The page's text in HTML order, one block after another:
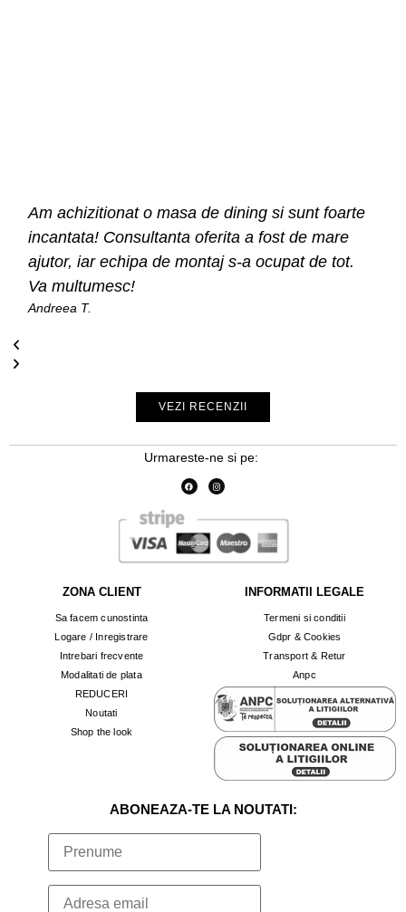
Am achizitionat o masa de dining si sunt foarte
incantata! Consultanta oferita a fost de mare
ajutor, iar echipa de montaj s-a ocupat de tot.
Va multumesc!
Andreea T.
VEZI RECENZII
Urmareste-ne si pe:
ZONA CLIENT
Sa facem cunostinta
Logare / Inregistrare
Intrebari frecvente
Modalitati de plata
REDUCERI
Noutati
Shop the look
INFORMATII LEGALE
Termeni si conditii
Gdpr & Cookies
Transport & Retur
Anpc
ABONEAZA-TE LA NOUTATI: